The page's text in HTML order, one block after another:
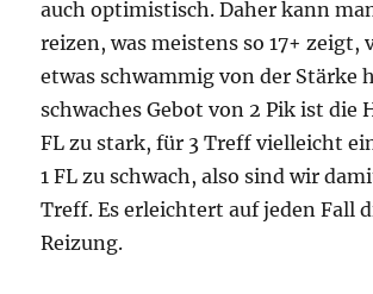
auch optimistisch. Daher kann
reizen, was meistens so 17+ zeigt,
etwas schwammig von der Stärke
schwaches Gebot von 2 Pik ist die
FL zu stark, für 3 Treff vielleicht
1 FL zu schwach, also sind wir
Treff. Es erleichtert auf jeden Fall
Reizung.